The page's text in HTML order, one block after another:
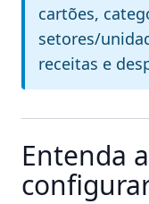
cartões,
setores/
receitas e
Entenda